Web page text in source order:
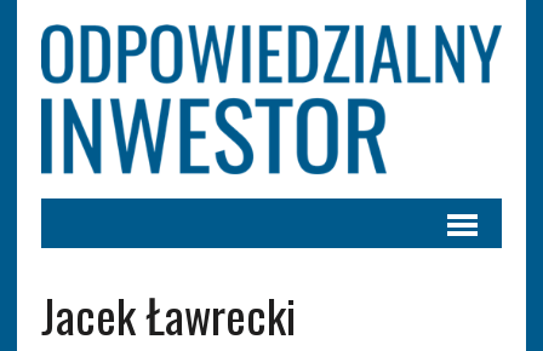
Jacek Ławrecki